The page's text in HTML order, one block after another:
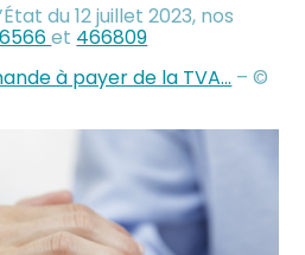
du 12 juillet 2023, nos
et 466809
à payer de la TVA… – ©